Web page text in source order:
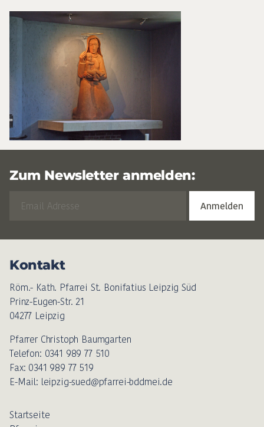
Zum Newsletter anmelden:
Kontakt
Röm.- Kath. Pfarrei St. Bonifatius Leipzig Süd
Prinz-Eugen-Str. 21
04277 Leipzig
Pfarrer Christoph Baumgarten
Telefon: 0341 989 77 510
Fax: 0341 989 77 519
E-Mail: leipzig-sued@pfarrei-bddmei.de
Startseite